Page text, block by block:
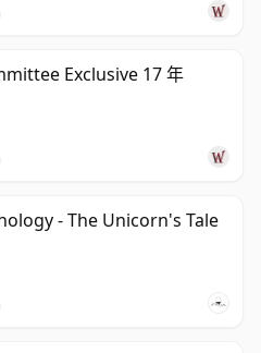
Exclusive 17 年
- The Unicorn's Tale